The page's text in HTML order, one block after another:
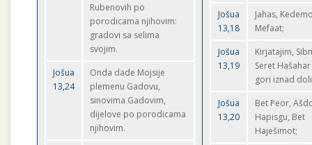
Rubenovih po
porodicama njihovim:
gradovi sa selima
svojim.
Jošua
13,24
Onda dade Mojsije
plemenu Gadovu,
sinovima Gadovim,
dijelove po porodicama
njihovim.
Jošua
13,18
Jahas,
Mefaat;
Jošua
13,19
Kirjatajim,
Seret
gori iznad
Jošua
13,20
Bet Peor,
Hapisgu, Bet
Haješimot;